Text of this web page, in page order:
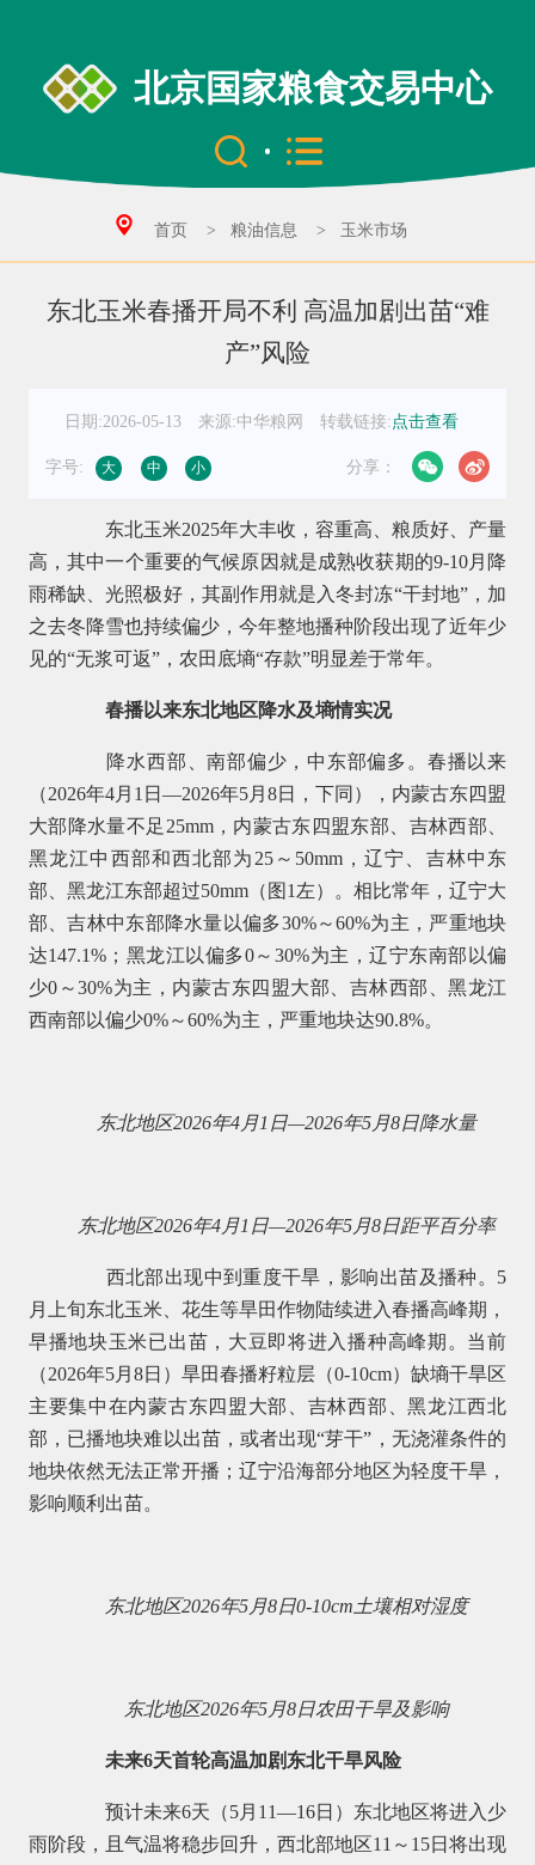
北京国家粮食交易中心
首页 > 粮油信息 > 玉米市场
东北玉米春播开局不利 高温加剧出苗“难
产”风险
日期:2026-05-13 来源:中华粮网 转载链接:点击查看
字号: 大 中 小 分享：
东北玉米2025年大丰收，容重高、粮质好、产量
高，其中一个重要的气候原因就是成熟收获期的9-10月降
雨稀缺、光照极好，其副作用就是入冬封冻“干封地”，加
之去冬降雪也持续偏少，今年整地播种阶段出现了近年少
见的“无浆可返”，农田底墒“存款”明显差于常年。
春播以来东北地区降水及墒情实况
降水西部、南部偏少，中东部偏多。春播以来
（2026年4月1日—2026年5月8日，下同），内蒙古东四盟
大部降水量不足25mm，内蒙古东四盟东部、吉林西部、
黑龙江中西部和西北部为25～50mm，辽宁、吉林中东
部、黑龙江东部超过50mm（图1左）。相比常年，辽宁大
部、吉林中东部降水量以偏多30%～60%为主，严重地块
达147.1%；黑龙江以偏多0～30%为主，辽宁东南部以偏
少0～30%为主，内蒙古东四盟大部、吉林西部、黑龙江
西南部以偏少0%～60%为主，严重地块达90.8%。
东北地区2026年4月1日—2026年5月8日降水量
东北地区2026年4月1日—2026年5月8日距平百分率
西北部出现中到重度干旱，影响出苗及播种。5
月上旬东北玉米、花生等旱田作物陆续进入春播高峰期，
早播地块玉米已出苗，大豆即将进入播种高峰期。当前
（2026年5月8日）旱田春播籽粒层（0-10cm）缺墒干旱区
主要集中在内蒙古东四盟大部、吉林西部、黑龙江西北
部，已播地块难以出苗，或者出现“芽干”，无浇灌条件的
地块依然无法正常开播；辽宁沿海部分地区为轻度干旱，
影响顺利出苗。
东北地区2026年5月8日0-10cm土壤相对湿度
东北地区2026年5月8日农田干旱及影响
未来6天首轮高温加剧东北干旱风险
预计未来6天（5月11—16日）东北地区将进入少
雨阶段，且气温将稳步回升，西北部地区11～15日将出现